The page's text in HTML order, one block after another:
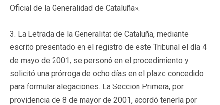
Oficial de la Generalidad de Cataluña».
3. La Letrada de la Generalitat de Cataluña, mediante
escrito presentado en el registro de este Tribunal el día 4
de mayo de 2001, se personó en el procedimiento y
solicitó una prórroga de ocho días en el plazo concedido
para formular alegaciones. La Sección Primera, por
providencia de 8 de mayor de 2001, acordó tenerla por